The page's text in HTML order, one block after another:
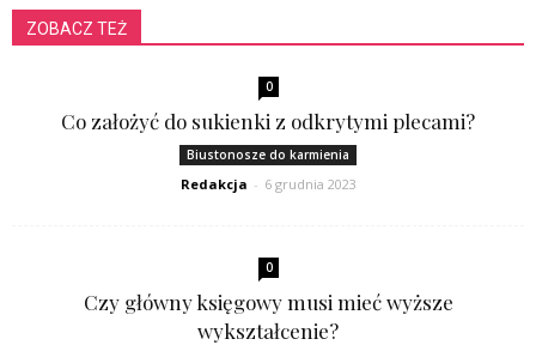
ZOBACZ TEŻ
0
Co założyć do sukienki z odkrytymi plecami?
Biustonosze do karmienia
Redakcja - 6 grudnia 2023
0
Czy główny księgowy musi mieć wyższe
wykształcenie?